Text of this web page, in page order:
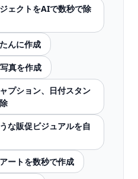
ェクトをAIで数秒で除
んに作成
真を作成
プション、日付スタン
な販促ビジュアルを自
ートを数秒で作成